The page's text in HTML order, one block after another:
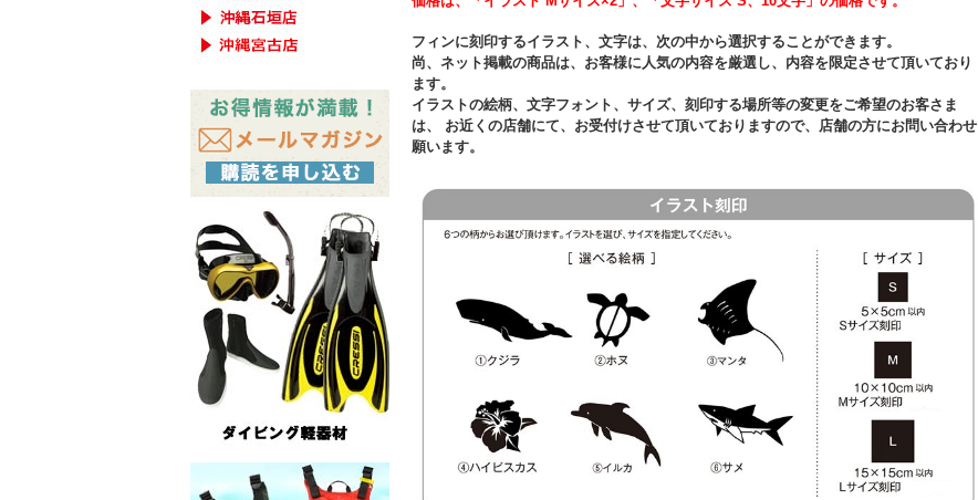
フィンに刻印するイラスト、文字は、次の中から選択することができます。
尚、ネット掲載の商品は、お客様に人気の内容を厳選し、内容を限定させて頂いており
ます。
イラストの絵柄、文字フォント、サイズ、刻印する場所等の変更をご希望のお客さま
は、 お近くの店舗にて、お受付けさせて頂いておりますので、店舗の方にお問い合わせ
願います。